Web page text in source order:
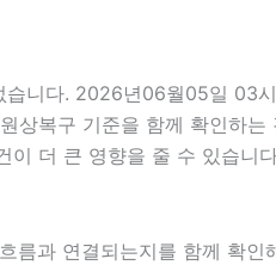
니다. 2026년06월05일 03
상복구 기준을 함께 확인하
이 더 큰 영향을 줄 수 있습
과 연결되는지를 함께 확